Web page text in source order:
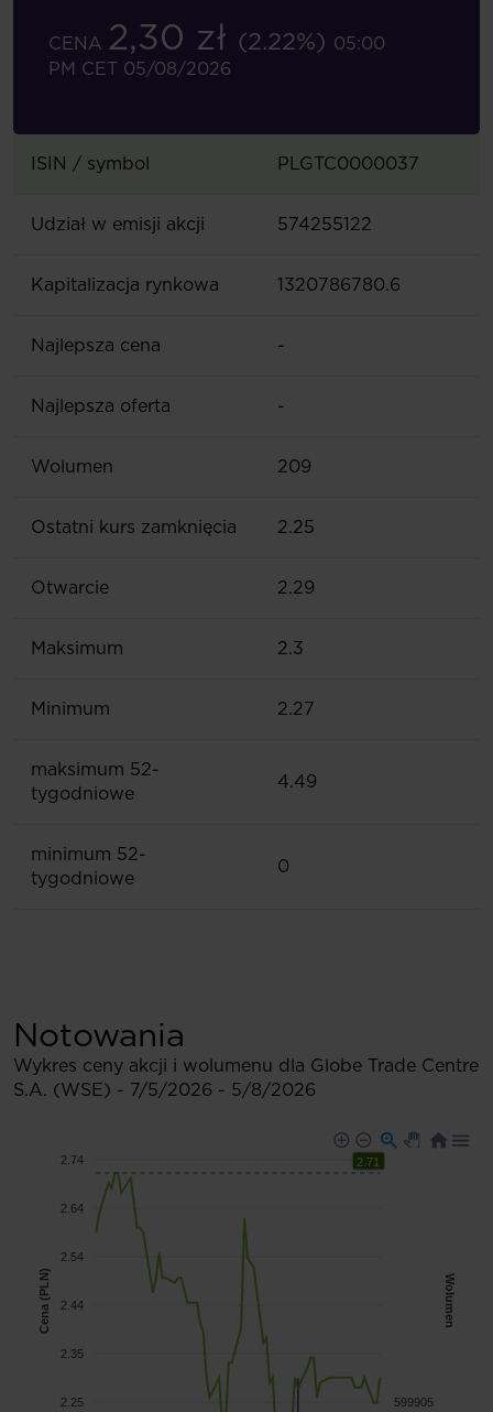
CENA 2,30 zł (2.22%) 05:00
PM CET 05/08/2026
ISIN / symbol PLGTC0000037
Udział w emisji akcji 574255122
Kapitalizacja rynkowa 1320786780.6
Najlepsza cena -
Najlepsza oferta -
Wolumen 209
Ostatni kurs zamknięcia 2.25
Otwarcie 2.29
Maksimum 2.3
Minimum 2.27
maksimum 52-
tygodniowe
4.49
minimum 52-
tygodniowe
0
Notowania
Wykres ceny akcji i wolumenu dla Globe Trade Centre
S.A. (WSE) - 7/5/2026 - 5/8/2026
2.74
2.64
2.54
2.44
2.35
2.25
Cena (PLN)
2.71
599905
Wolumen